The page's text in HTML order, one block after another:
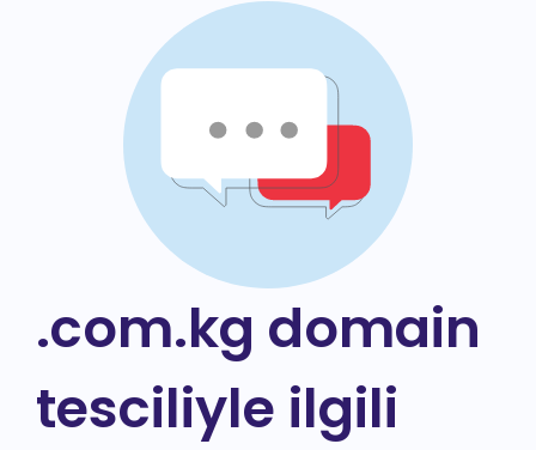
.com.kg domain
tesciliyle ilgili